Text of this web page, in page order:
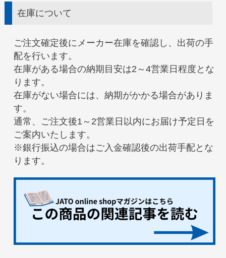
在庫について
ご注文確定後にメーカー在庫を確認し、出荷の手
配を行います。
在庫がある場合の納期目安は2～4営業日程度とな
ります。
在庫がない場合には、納期がかかる場合がありま
す。
通常、ご注文後1～2営業日以内にお届け予定日を
ご案内いたします。
※銀行振込の場合はご入金確認後の出荷手配とな
ります。